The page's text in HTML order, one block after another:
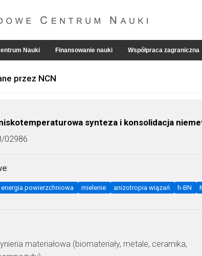
Nauki Finansowanie nauki Współpraca zagraniczna
przez NCN
synteza i konsolidacja
02986
:
energia powierzchniowa mielenie anizotropia wiązań h-BN
materiałowa (biomateriały, metale, ceramika,